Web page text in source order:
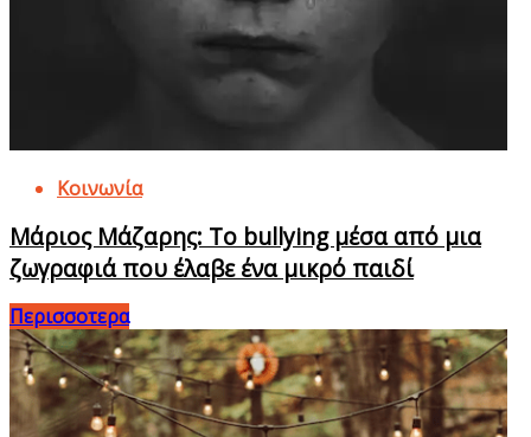
Κοινωνία
Μάριος Μάζαρης: Το bullying μέσα από μια
ζωγραφιά που έλαβε ένα μικρό παιδί
Περισσοτερα